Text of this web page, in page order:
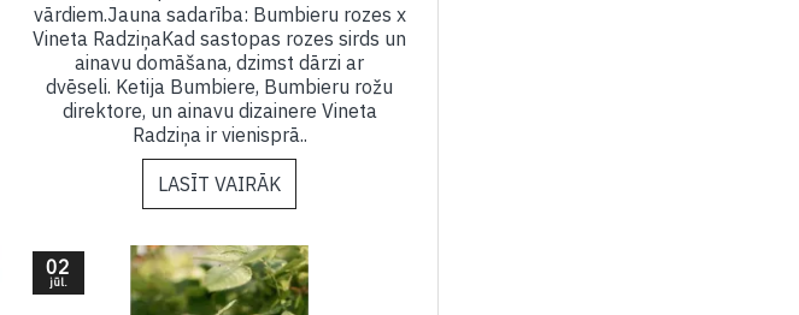
vārdiem.Jauna sadarība: Bumbieru rozes x
Vineta RadziņaKad sastopas rozes sirds un
ainavu domāšana, dzimst dārzi ar
dvēseli. Ketija Bumbiere, Bumbieru rožu
direktore, un ainavu dizainere Vineta
Radziņa ir vienisprā..
LASĪT VAIRĀK
02
jūl.